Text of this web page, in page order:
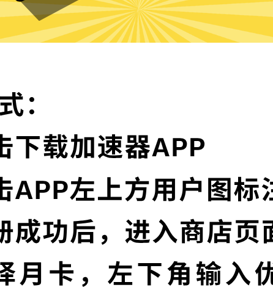
节点，并且还在不断增加
Anycast加速器已为
信协议，深度保护特征，不
多语言界面
Anycast加速器提供
高级数据泄漏